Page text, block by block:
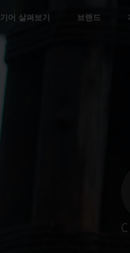
기어 살펴보기 브랜드